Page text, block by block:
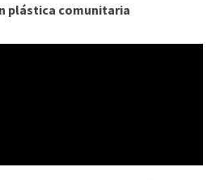
plástica comunitaria